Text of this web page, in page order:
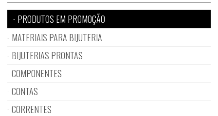
PRODUTOS EM PROMOÇÃO
MATERIAIS PARA BIJUTERIA
BIJUTERIAS PRONTAS
COMPONENTES
CONTAS
CORRENTES